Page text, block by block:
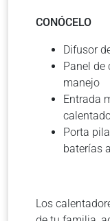
CONÓCELO
Difusor
Panel
manejo
Entrada
Porta
baterías
Los